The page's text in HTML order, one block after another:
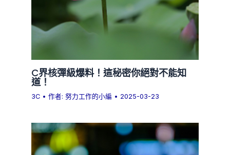
C界核彈級爆料！這秘密你絕對不能知
道！
3C • 作者:努力工作的小編 • 2025-03-23